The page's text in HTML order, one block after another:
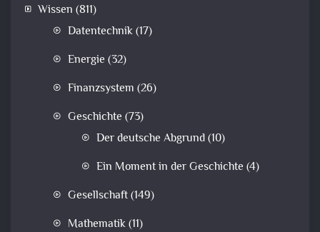
Wissen (811)
Datentechnik(17)
Energie (32)
Finanzsystem (26)
Geschichte (73)
Der deutsche Abgrund(10)
Ein Moment in der Geschichte (4)
Gesellschaft(149)
Mathematik(11)